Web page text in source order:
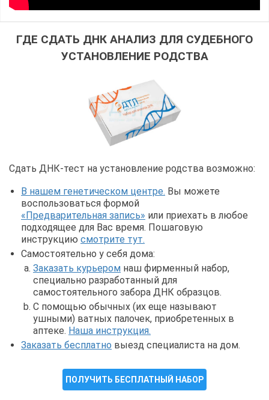
ГДЕ СДАТЬ ДНК АНАЛИЗ ДЛЯ СУДЕБНОГО
УСТАНОВЛЕНИЕ РОДСТВА
Сдать ДНК-тест на установление родства возможно:
В нашем генетическом центре. Вы можете
воспользоваться формой
«Предварительная запись» или приехать в любое
подходящее для Вас время. Пошаговую
инструкцию смотрите тут.
Самостоятельно у себя дома:
Заказать курьером наш фирменный набор,
специально разработанный для
самостоятельного забора ДНК образцов.
С помощью обычных (их еще называют
ушными) ватных палочек, приобретенных в
аптеке. Наша инструкция.
Заказать бесплатно выезд специалиста на дом.
ПОЛУЧИТЬ БЕСПЛАТНЫЙ НАБОР